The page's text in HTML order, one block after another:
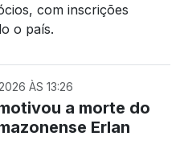
com inscrições
o país.
ÀS 13:26
a morte do
Erlan